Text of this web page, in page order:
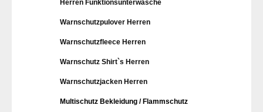
Herren Funktionsunterwäsche
Warnschutzpulover Herren
Warnschutzfleece Herren
Warnschutz Shirt`s Herren
Warnschutzjacken Herren
Multischutz Bekleidung / Flammschutz